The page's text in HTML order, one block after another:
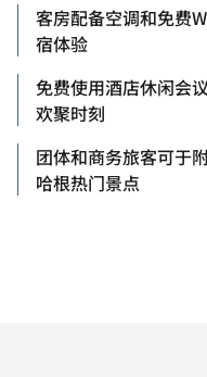
客房配备空调和免费
宿体验
免费使用酒店休闲会
欢聚时刻
团体和商务旅客可于
哈根热门景点